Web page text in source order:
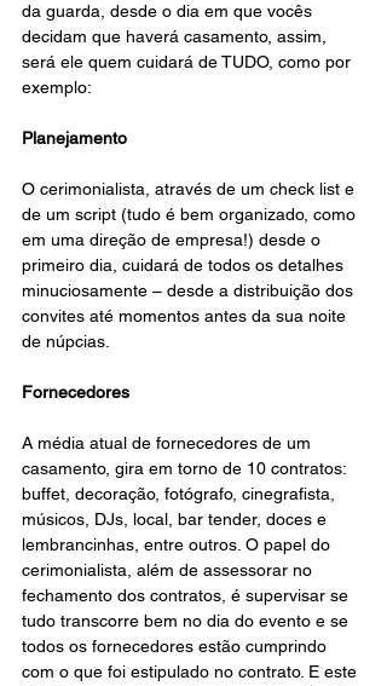
da guarda, desde o dia em que vocês
decidam que haverá casamento, assim,
será ele quem cuidará de TUDO, como por
exemplo:
Planejamento
O cerimonialista, através de um check list e
de um script (tudo é bem organizado, como
em uma direção de empresa!) desde o
primeiro dia, cuidará de todos os detalhes
minuciosamente – desde a distribuição dos
convites até momentos antes da sua noite
de núpcias.
Fornecedores
A média atual de fornecedores de um
casamento, gira em torno de 10 contratos:
buffet, decoração, fotógrafo, cinegrafista,
músicos, DJs, local, bar tender, doces e
lembrancinhas, entre outros. O papel do
cerimonialista, além de assessorar no
fechamento dos contratos, é supervisar se
tudo transcorre bem no dia do evento e se
todos os fornecedores estão cumprindo
com o que foi estipulado no contrato. E este